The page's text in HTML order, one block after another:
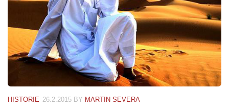
HISTORIE 26.2.2015 BY MARTIN SEVERA